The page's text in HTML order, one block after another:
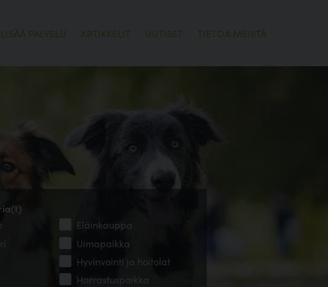
LISÄÄ PALVELU ARTIKKELIT UUTISET TIETOA MEISTÄ
Eläinkauppa
Uimapaikka
Hyvinvointi ja hoitolat
Harrastuspaikka